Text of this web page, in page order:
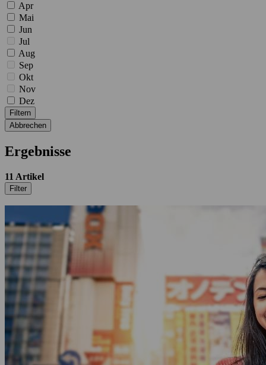
Apr
Mai
Jun
Jul
Aug
Sep
Okt
Nov
Dez
Filtern
Abbrechen
Ergebnisse
11 Artikel
Filter